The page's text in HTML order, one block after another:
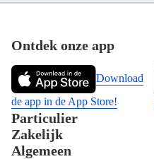
Footer
Ontdek onze app
Download
de app in de App Store!
Particulier
Zakelijk
Algemeen